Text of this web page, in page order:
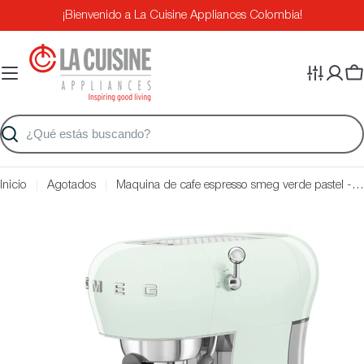
al
contenido
¡Bienvenido a La Cuisine Appliances Colombia!
Buscar
Inicio Agotados Maquina de cafe espresso smeg verde pastel - nuevo modelo